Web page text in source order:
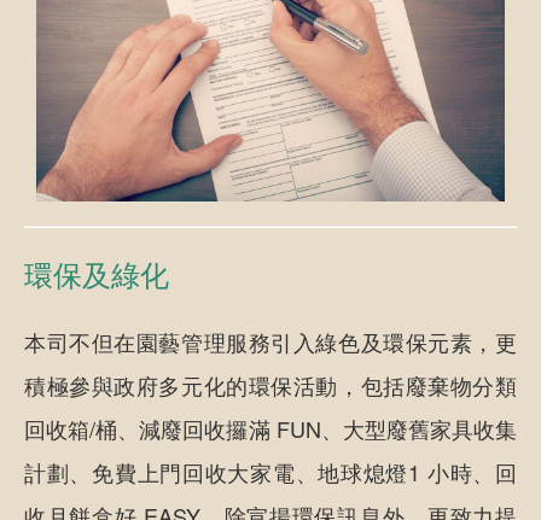
環保及綠化
本司不但在園藝管理服務引入綠色及環保元素，更
積極參與政府多元化的環保活動，包括廢棄物分類
回收箱/桶、減廢回收攞滿 FUN、大型廢舊家具收集
計劃、免費上門回收大家電、地球熄燈1 小時、回